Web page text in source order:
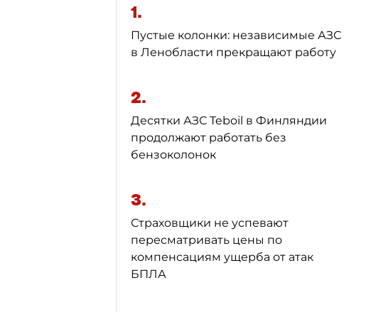
1.
Пустые колонки: независимые АЗС
в Ленобласти прекращают работу
2.
Десятки АЗС Teboil в Финляндии
продолжают работать без
бензоколонок
3.
Страховщики не успевают
пересматривать цены по
компенсациям ущерба от атак
БПЛА